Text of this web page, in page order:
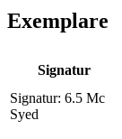
Exemplare
Signatur
Signatur: 6.5 Mc
Syed